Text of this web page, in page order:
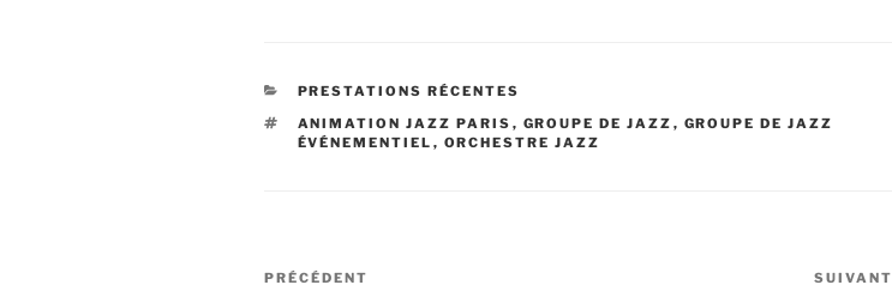
CATÉGORIES
PRESTATIONS RÉCENTES
ÉTIQUETTES
ANIMATION JAZZ PARIS , GROUPE DE JAZZ , GROUPE DE JAZZ
ÉVÉNEMENTIEL , ORCHESTRE JAZZ
Navigation
Article
PRÉCÉDENT SUIVANT